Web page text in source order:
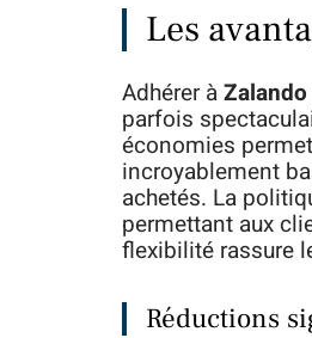
Les
Adhérer à
parfois
économies
incroyablement
achetés. La
permettant aux
flexibilité rassure
Réductions